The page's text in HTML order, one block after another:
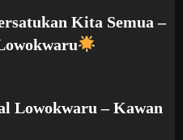
Kita Semua –
Lowokwaru – Kawan